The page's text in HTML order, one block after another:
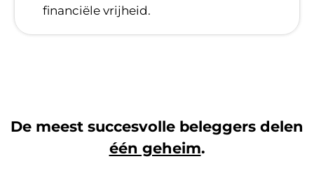
financiële vrijheid.
De meest succesvolle beleggers delen
één geheim.